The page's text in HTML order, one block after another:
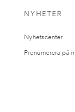
NYHETER
Nyhetscenter
Prenumerera på